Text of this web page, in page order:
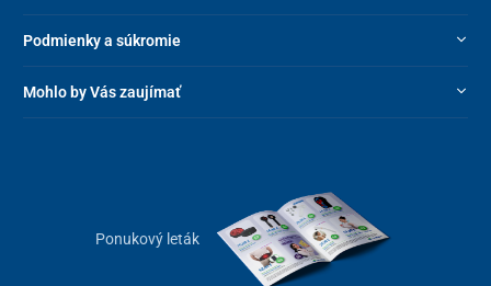
Podmienky a súkromie
Mohlo by Vás zaujímať
Ponukový leták